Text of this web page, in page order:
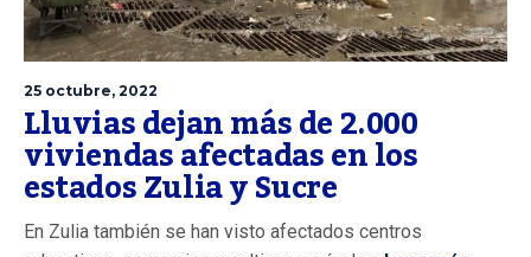
25 octubre, 2022
Lluvias dejan más de 2.000
viviendas afectadas en los
estados Zulia y Sucre
En Zulia también se han visto afectados centros